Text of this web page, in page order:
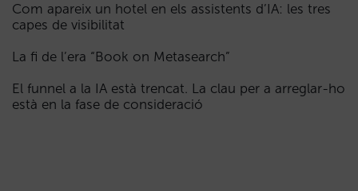
Com apareix un hotel en els assistents d’IA: les tres
capes de visibilitat
La fi de l’era “Book on Metasearch”
El funnel a la IA està trencat. La clau per a arreglar-ho
està en la fase de consideració